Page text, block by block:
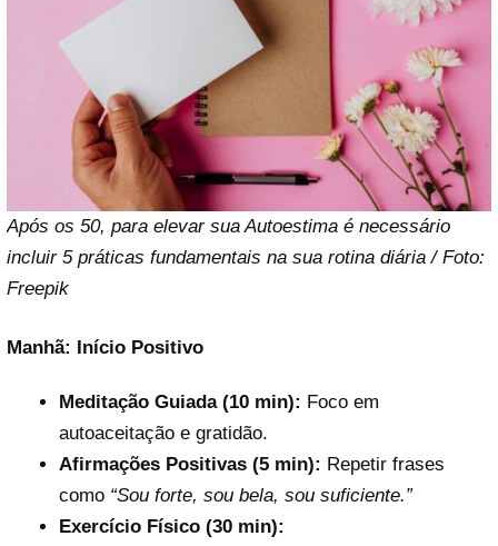
Após os 50, para elevar sua Autoestima é necessário
incluir 5 práticas fundamentais na sua rotina diária / Foto:
Freepik
Manhã: Início Positivo
Meditação Guiada (10 min): Foco em
autoaceitação e gratidão.
Afirmações Positivas (5 min): Repetir frases
como “Sou forte, sou bela, sou suficiente.”
Exercício Físico (30 min):